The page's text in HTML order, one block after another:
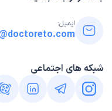
ایمیل:
شبکه های اجتماعی